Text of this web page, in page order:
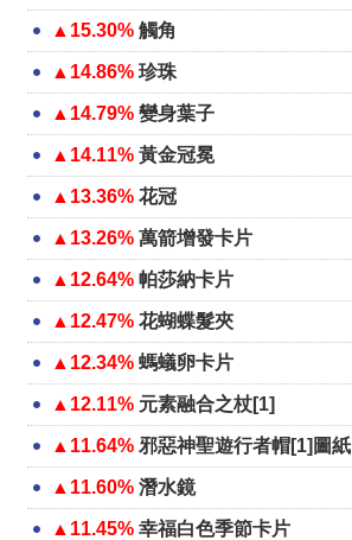
▲15.30% 觸角
▲14.86% 珍珠
▲14.79% 變身葉子
▲14.11% 黃金冠冕
▲13.36% 花冠
▲13.26% 萬箭增發卡片
▲12.64% 帕莎納卡片
▲12.47% 花蝴蝶髮夾
▲12.34% 螞蟻卵卡片
▲12.11% 元素融合之杖[1]
▲11.64% 邪惡神聖遊行者帽[1]圖紙
▲11.60% 潛水鏡
▲11.45% 幸福白色季節卡片